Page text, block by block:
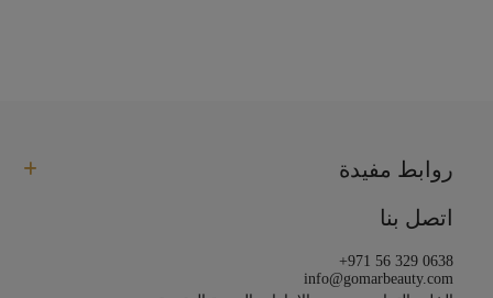
روابط مفيدة
اتصل بنا
+971 56 329 0638
info@gomarbeauty.com